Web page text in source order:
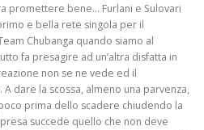
promettere bene… Furlani e Sulovari
e bella rete singola per il
Chubanga quando siamo al
fa presagire ad un’altra disfatta in
non se ne vede ed il
dare la scossa, almeno una parvenza,
prima dello scadere chiudendo la
succede quello che non deve